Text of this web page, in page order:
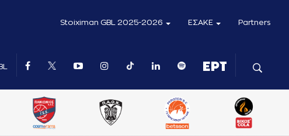
Stoiximan GBL 2025-2026 ΕΣΑΚΕ Partners